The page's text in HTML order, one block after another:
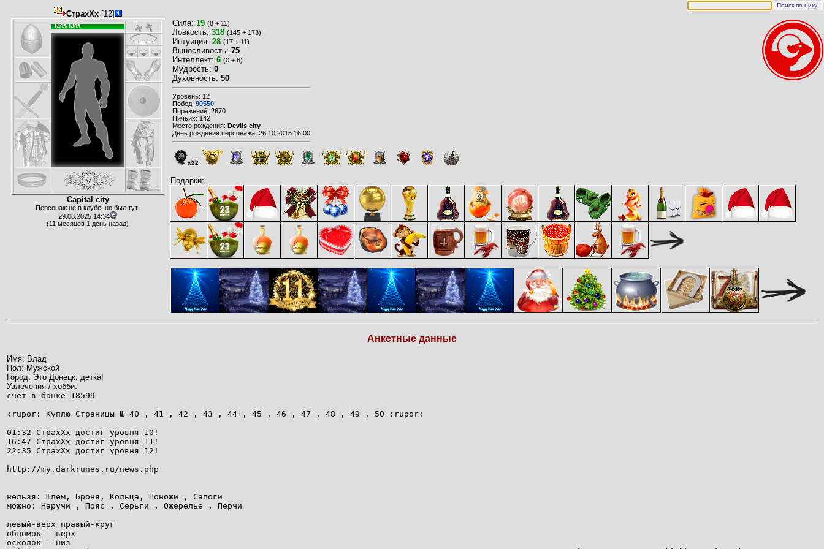
СтрахХх[12]
1405/1405
Capital city
Персонаж не в клубе, но был тут:
29.08.2025 14:34
(11 месяцев 1 день назад)
Сила: 19 (8 + 11)
Ловкость: 318 (145 + 173)
Интуиция: 28 (17 + 11)
Выносливость: 75
Интеллект: 6 (0 + 6)
Мудрость: 0
Духовность: 50
Уровень: 12
Побед: 90550
Поражений: 2670
Ничьих: 142
Место рождения: Devils city
День рождения персонажа: 26.10.2015 16:00
x22
Подарки:
Анкетные данные
Имя: Влад
Пол: Мужской
Город: Это Донецк, детка!
Увлечения / хобби:
счёт в банке 18599
:rupor: Куплю Страницы № 40 , 41 , 42 , 43 , 44 , 45 , 46 , 47 , 48 , 49 , 50 :rupor:
01:32 СтрахХх достиг уровня 10!
16:47 СтрахХх достиг уровня 11!
22:35 СтрахХх достиг уровня 12!
http://my.darkrunes.ru/news.php
нельзя: Шлем, Броня, Кольца, Поножи , Сапоги
можно: Наручи , Пояс , Серьги , Ожерелье , Перчи
левый-верх правый-круг
обломок - верх
осколок - низ